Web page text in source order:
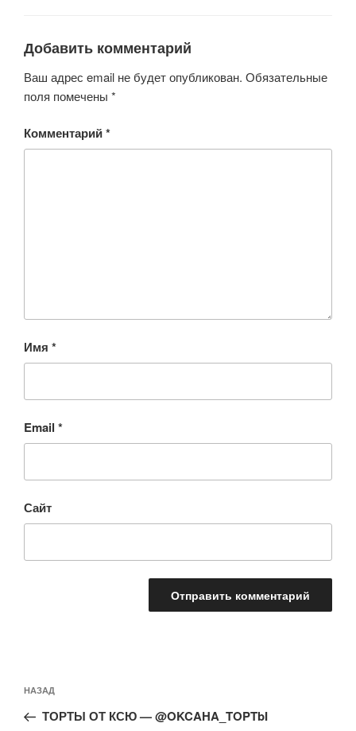
k ni
ki
Добавить комментарий
Ваш адрес email не будет опубликован. Обязательные
поля помечены *
Комментарий*
Имя *
Email *
Сайт
по
записям
Предыдущая
запись:
НАЗАД
ТОРТЫ ОТ КСЮ — @OKCAHA_TOPTbI